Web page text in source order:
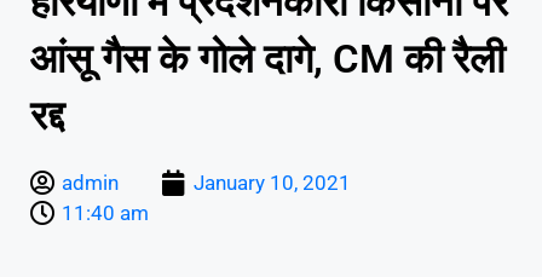
आंसू गैस के गोले दागे, CM की रैली
रद्द
admin
January 10, 2021
11:40 am